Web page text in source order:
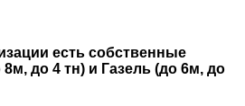
есть собственные
до 4 тн) и Газель (до 6м, до